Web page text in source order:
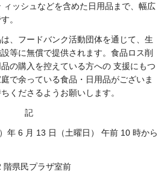
ィッシュなどを含めた日用品まで、幅広
。
、フードバンク活動団体を通じて、生
等に無償で提供されます。食品ロス削
の購入を控えている方への 支援にもつ
で余っている食品・日用品がございま
くださるようお願いします。
記
6 月 13 日（土曜日） 午前 10 時から
県民プラザ室前